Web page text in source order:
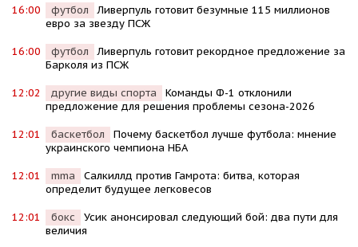
16:00 футбол
Ливерпуль готовит безумные 115 миллионов
евро за звезду ПСЖ
16:00 футбол
Ливерпуль готовит рекордное предложение за
Барколя из ПСЖ
12:02 другие виды спорта
Команды Ф-1 отклонили
предложение для решения проблемы сезона-2026
12:01 баскетбол
Почему баскетбол лучше футбола: мнение
украинского чемпиона НБА
12:01 mma
Салкиллд против Гамрота: битва, которая
определит будущее легковесов
12:01 бокс
Усик анонсировал следующий бой: два пути для
величия